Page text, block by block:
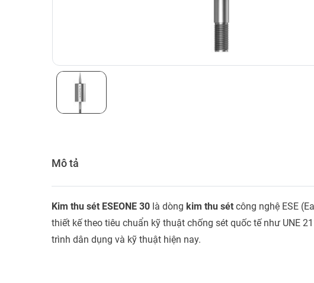
Mô tả
Kim thu sét ESEONE 30 là dòng kim thu sét công nghệ ESE
thiết kế theo tiêu chuẩn kỹ thuật chống sét quốc tế như UNE
trình dân dụng và kỹ thuật hiện nay.